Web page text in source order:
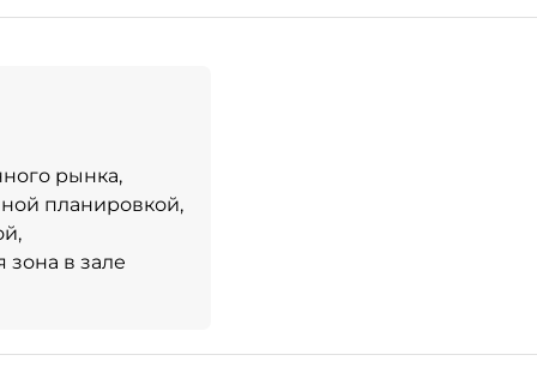
рынка,
планировкой,
в зале